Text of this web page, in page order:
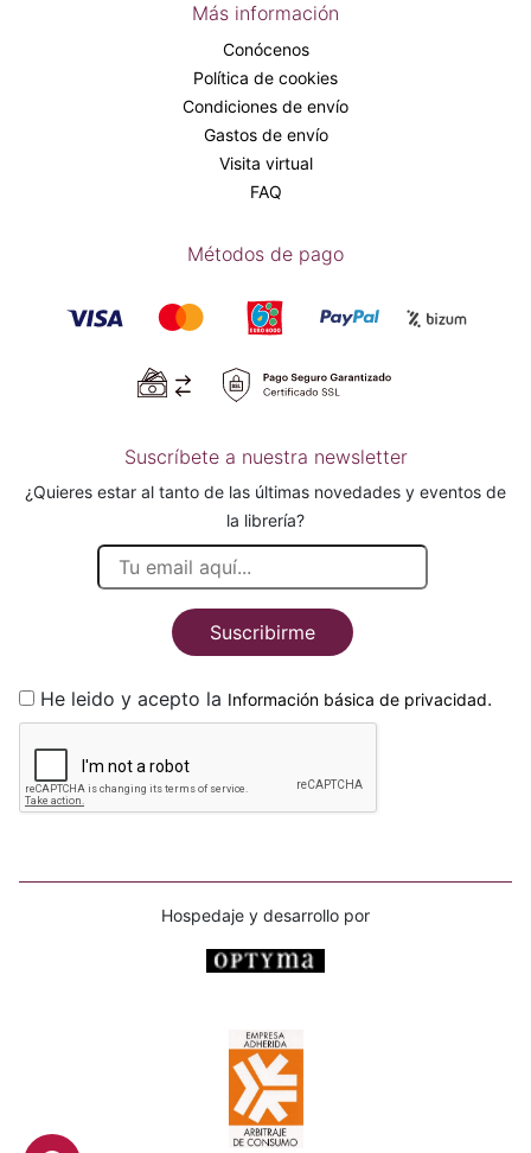
Más información
Conócenos
Política de cookies
Condiciones de envío
Gastos de envío
Visita virtual
FAQ
Métodos de pago
Suscríbete a nuestra newsletter
¿Quieres estar al tanto de las últimas novedades y eventos de
la librería?
Suscribirme
He leido y acepto la Información básica de privacidad.
Hospedaje y desarrollo por